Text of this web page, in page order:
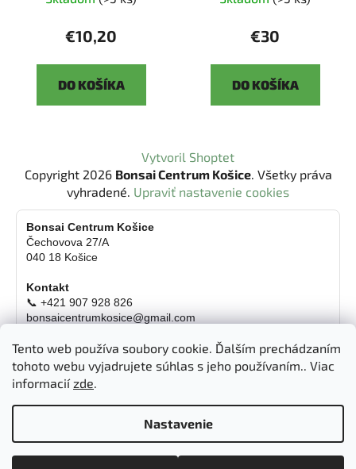
Tento web používa soubory cookie. Ďalším prechádzaním
tohoto webu vyjadrujete súhlas s jeho používaním.. Viac
informaciízde.
Nastavenie
€10,20
DO KOŠÍKA
€30
DO KOŠÍKA
Vytvoril Shoptet
Copyright 2026 Bonsai Centrum Košice. Všetky práva
vyhradené. Upraviť nastavenie cookies
Bonsai Centrum Košice
Čechovova 27/A
040 18 Košice
Kontakt
📞 +421 907 928 826
bonsaicentrumkosice@gmail.com
Otváracie hodiny
Pondelok
Utorok
10:00 - 18:00 hod.
Štvrtok
10:00 - 18:00 hod.
Piatok
10:00 - 18:00 hod.